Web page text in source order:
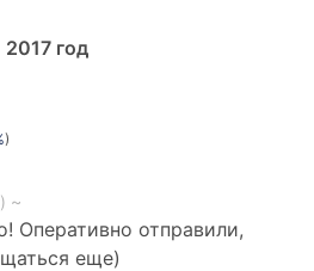
2017год
)
~
Оперативно отправили,
еще)